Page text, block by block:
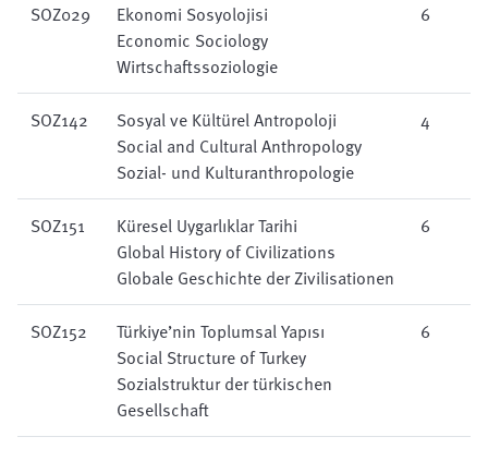
SOZ029
Ekonomi Sosyolojisi
Economic Sociology
Wirtschaftssoziologie
6
SOZ142
Sosyal ve Kültürel Antropoloji
Social and Cultural Anthropology
Sozial- und Kulturanthropologie
4
SOZ151
Küresel Uygarlıklar Tarihi
Global History of Civilizations
Globale Geschichte der Zivilisationen
6
SOZ152
Türkiye’nin Toplumsal Yapısı
Social Structure of Turkey
Sozialstruktur der türkischen
Gesellschaft
6